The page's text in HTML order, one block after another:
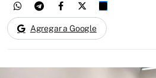
Agregar a Google